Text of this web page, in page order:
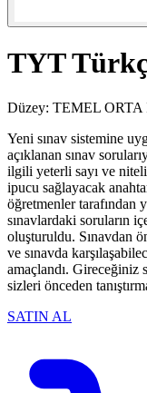
TYT
Düzey: TEMEL ORTA
Yeni sınav sistemine
açıklanan sınav
ilgili yeterli sayı ve
ipucu sağlayacak
öğretmenler tarafından
sınavlardaki soruların
oluşturuldu. Sınavdan
ve sınavda
amaçlandı. Gireceğiniz
sizleri önceden
SATIN AL